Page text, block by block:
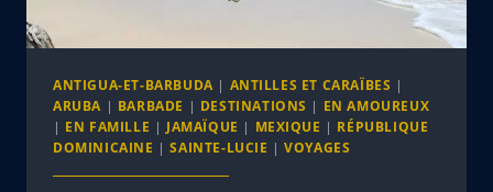
ANTIGUA-ET-BARBUDA | ANTILLES ET CARAÏBES |
ARUBA | BARBADE | DESTINATIONS | EN AMOUREUX
| EN FAMILLE | JAMAÏQUE | MEXIQUE | RÉPUBLIQUE
DOMINICAINE |SAINTE-LUCIE |VOYAGES